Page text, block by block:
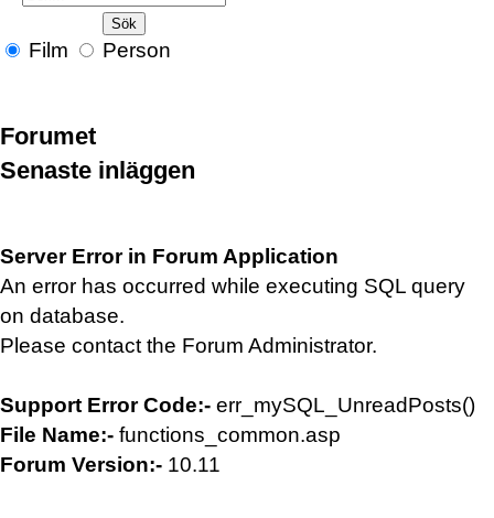
Film Person
Forumet
Senaste inläggen
Server Error in Forum Application
An error has occurred while executing SQL query
on database.
Please contact the Forum Administrator.
Support Error Code:- err_mySQL_UnreadPosts()
File Name:- functions_common.asp
Forum Version:- 10.11